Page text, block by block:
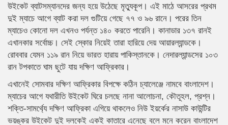
উইকেট ব্যাটসম্যানদের জন্য হয়ে উঠেছে মৃত্যুকূপ। এই মাঠে আসরের প্রথম
দুই ম্যাচে আগে ব্যাট করা দল গুটিয়ে গেছে ৭৭ ও ৯৬ রানে। পরের তিন
ম্যাচেও কোনো দল এখনও পর্যন্ত ১৪০ করতে পারেনি। কানাডার ১৩৭ রানই
এখানকার সর্বোচ্চ। সেই স্কোর নিয়েই তারা হারিয়ে দেয় আয়ারল্যান্ডকে।
রোববার যেমন ১১৯ রান নিয়ে ভারত হারায় পাকিস্তানকে। নেদারল্যান্ডসের ১০৩
রান টপকাতে ঘাম ছুটে যায় দক্ষিণ আফ্রিকার।
এখানেই সোমবার দক্ষিণ আফ্রিকার বিপক্ষে কঠিন চ্যালেঞ্জে নামবে বাংলাদেশ।
ম্যাচের আগে যথারীতি উইকেট ঘিরে চলছে নানা আলোচনা, কৌতূহল, প্রশ্ন।
শক্তি-সামর্থ্যে দক্ষিণ আফ্রিকা এগিয়ে থাকলেও নিউ ইয়র্কের নাসাউ কাউন্টির
ভয়ঙ্কর উইকেট দুই দলকেই একই কাতারে এনেছে বলে মনে করেন বাংলাদেশ